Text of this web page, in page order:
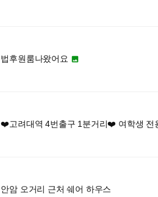
법후원룸나왔어요 
❤️고려대역 4번출구 1분거리❤️ 여학생 전
안암 오거리 근처 쉐어 하우스